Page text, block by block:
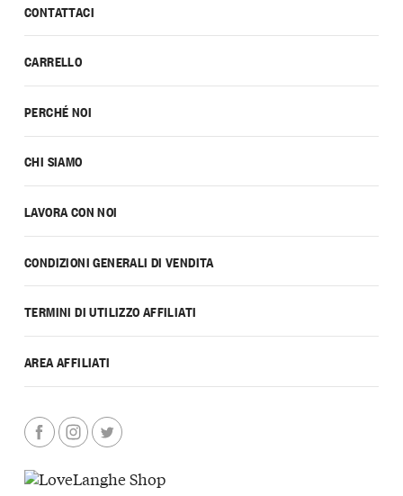
CONTATTACI
CARRELLO
PERCHÉ NOI
CHI SIAMO
LAVORA CON NOI
CONDIZIONI GENERALI DI VENDITA
TERMINI DI UTILIZZO AFFILIATI
AREA AFFILIATI